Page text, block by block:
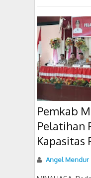
Pemkab
Pelatihan
Kapasitas
Angel Mendur